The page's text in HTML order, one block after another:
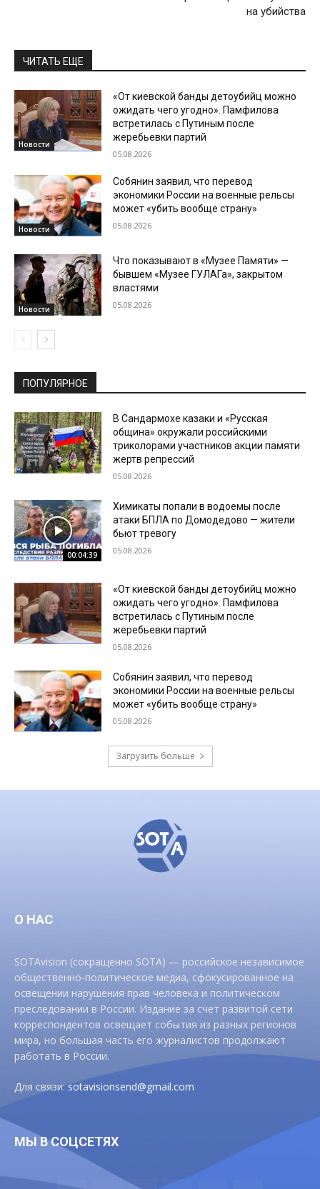
на убийства
ЧИТАТЬ ЕЩЕ
Новости
«От киевской банды детоубийц можно
ожидать чего угодно». Памфилова
встретилась с Путиным после
жеребьевки партий
05.08.2026
Новости
Собянин заявил, что перевод
экономики России на военные рельсы
может «убить вообще страну»
05.08.2026
Новости
Что показывают в «Музее Памяти» —
бывшем «Музее ГУЛАГа», закрытом
властями
05.08.2026
ПОПУЛЯРНОЕ
В Сандармохе казаки и «Русская
община» окружали российскими
триколорами участников акции памяти
жертв репрессий
05.08.2026
00:04:39
Химикаты попали в водоемы после
атаки БПЛА по Домодедово — жители
бьют тревогу
05.08.2026
«От киевской банды детоубийц можно
ожидать чего угодно». Памфилова
встретилась с Путиным после
жеребьевки партий
05.08.2026
Собянин заявил, что перевод
экономики России на военные рельсы
может «убить вообще страну»
05.08.2026
Загрузить больше
О НАС
SOTAvision (сокращенно SOTA) — российское независимое
общественно-политическое медиа, сфокусированное на
освещении нарушения прав человека и политическом
преследовании в России. Издание за счет развитой сети
корреспондентов освещает события из разных регионов
мира, но большая часть его журналистов продолжают
работать в России.
Для связи:sotavisionsend@gmail.com
МЫ В СОЦСЕТЯХ